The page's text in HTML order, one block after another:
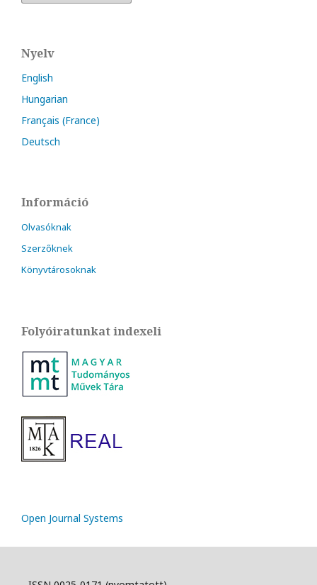
Nyelv
English
Hungarian
Français (France)
Deutsch
Információ
Olvasóknak
Szerzőknek
Könyvtárosoknak
Folyóiratunkat indexeli
Open Journal Systems